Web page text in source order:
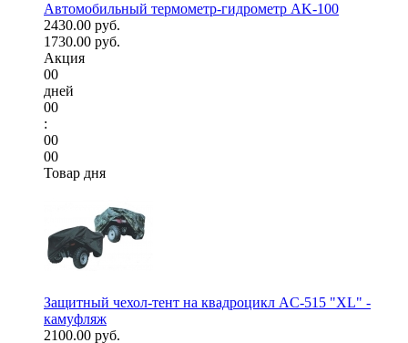
Автомобильный термометр-гидрометр AK-100
2430.00 руб.
1730.00 руб.
Акция
00
дней
00
:
00
00
Товар дня
Защитный чехол-тент на квадроцикл AC-515 "XL" -
камуфляж
2100.00 руб.